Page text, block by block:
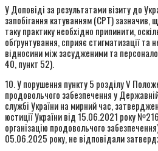
У Доповіді за результатами візиту до
запобігання катуванням (CPT) зазначив,
таку практику необхідно припинити,
обґрунтування, сприяє стигматизації та
відносини між засудженими та
40, пункт 52).
10. У порушення пункту 5 розділу V
продовольчого забезпечення у
службі України на мирний час,
юстиції України від 15.06.2021 року
організацію продовольчого
05.06.2025 року, не відповідали